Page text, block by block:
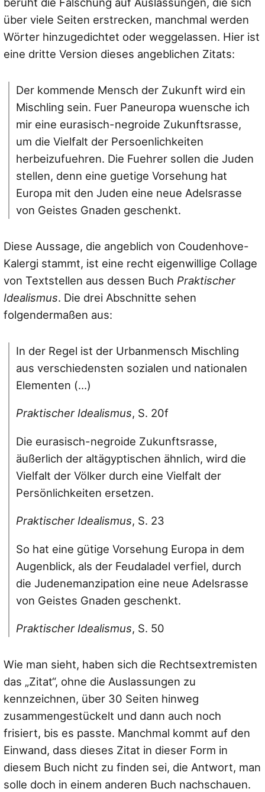
über viele Seiten erstrecken, manchmal werden
Wörter hinzugedichtet oder weggelassen. Hier ist
eine dritte Version dieses angeblichen Zitats:
Der kommende Mensch der Zukunft wird ein
Mischling sein. Fuer Paneuropa wuensche ich
mir eine eurasisch-negroide Zukunftsrasse,
um die Vielfalt der Persoenlichkeiten
herbeizufuehren. Die Fuehrer sollen die Juden
stellen, denn eine guetige Vorsehung hat
Europa mit den Juden eine neue Adelsrasse
von Geistes Gnaden geschenkt.
Diese Aussage, die angeblich von Coudenhove-
Kalergi stammt, ist eine recht eigenwillige Collage
von Textstellen aus dessen Buch Praktischer
Idealismus. Die drei Abschnitte sehen
folgendermaßen aus:
In der Regel ist der Urbanmensch Mischling
aus verschiedensten sozialen und nationalen
Elementen (…)
Praktischer Idealismus, S. 20f
Die eurasisch-negroide Zukunftsrasse,
äußerlich der altägyptischen ähnlich, wird die
Vielfalt der Völker durch eine Vielfalt der
Persönlichkeiten ersetzen.
Praktischer Idealismus, S. 23
So hat eine gütige Vorsehung Europa in dem
Augenblick, als der Feudaladel verfiel, durch
die Judenemanzipation eine neue Adelsrasse
von Geistes Gnaden geschenkt.
Praktischer Idealismus, S. 50
Wie man sieht, haben sich die Rechtsextremisten
das „Zitat“, ohne die Auslassungen zu
kennzeichnen, über 30 Seiten hinweg
zusammengestückelt und dann auch noch
frisiert, bis es passte. Manchmal kommt auf den
Einwand, dass dieses Zitat in dieser Form in
diesem Buch nicht zu finden sei, die Antwort, man
solle doch in einem anderen Buch nachschauen.